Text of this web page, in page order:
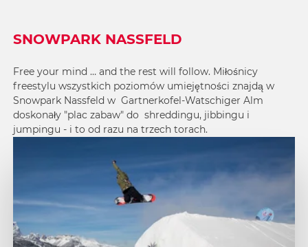
SNOWPARK NASSFELD
Free your mind … and the rest will follow. Miłośnicy
freestylu wszystkich poziomów umiejętności znajdą w
Snowpark Nassfeld w Gartnerkofel-Watschiger Alm
doskonały "plac zabaw" do shreddingu, jibbingu i
jumpingu - i to od razu na trzech torach.